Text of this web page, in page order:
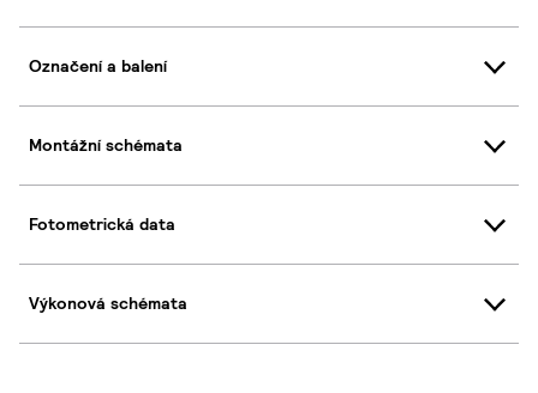
Označení a balení
Montážní schémata
Fotometrická data
Výkonová schémata